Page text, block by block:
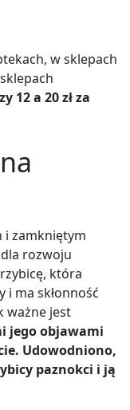
w sklepach
12 a 20 zł za
i zamkniętym
rozwoju
która
i ma skłonność
ważne jest
jego objawami
Udowodniono,
paznokci i ją